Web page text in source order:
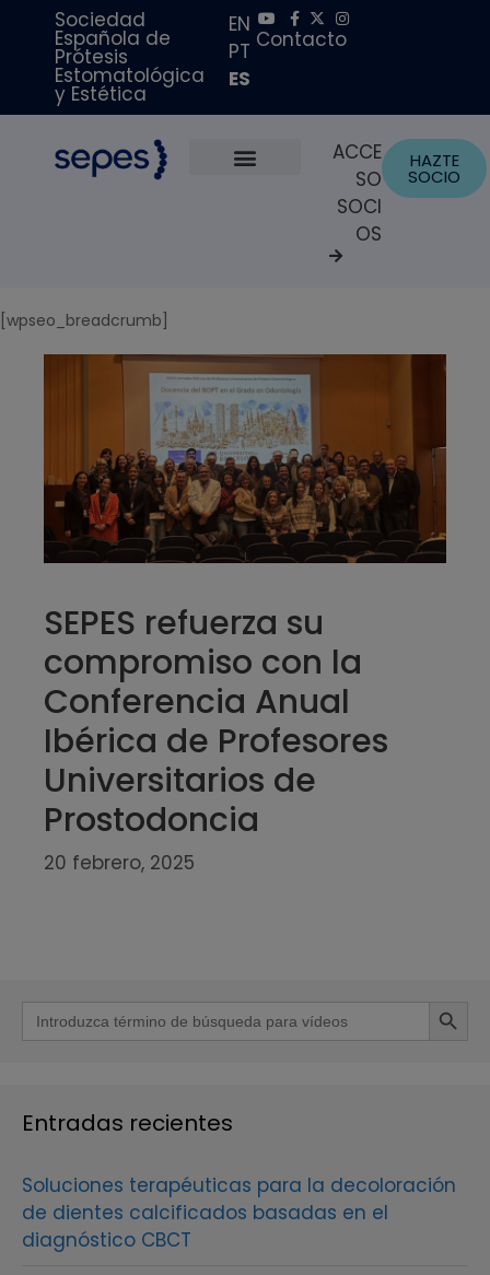
Sociedad
Española de
Prótesis
Estomatológica
y Estética
EN
PT
ES
Contacto
ACCE
SO
SOCI
OS
HAZTE
SOCIO
[wpseo_breadcrumb]
SEPES refuerza su
compromiso con la
Conferencia Anual
Ibérica de Profesores
Universitarios de
Prostodoncia
20 febrero, 2025
Buscar: Botón de
Entradas recientes
Soluciones terapéuticas para la decoloración
de dientes calcificados basadas en el
diagnóstico CBCT